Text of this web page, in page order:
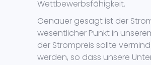
Wettbewerbsfähigkeit.
Genauer gesagt ist der
wesentlicher Punkt in
der Strompreis sollte
werden, so dass unsere